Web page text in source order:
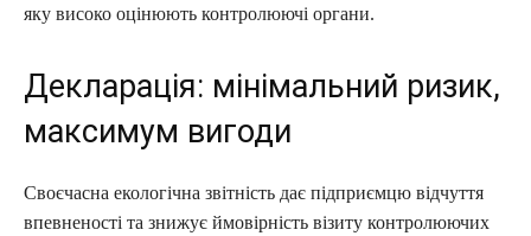
яку високо оцінюють контролюючі органи.
Декларація: мінімальний ризик,
максимум вигоди
Своєчасна екологічна звітність дає підприємцю відчуття
впевненості та знижує ймовірність візиту контролюючих